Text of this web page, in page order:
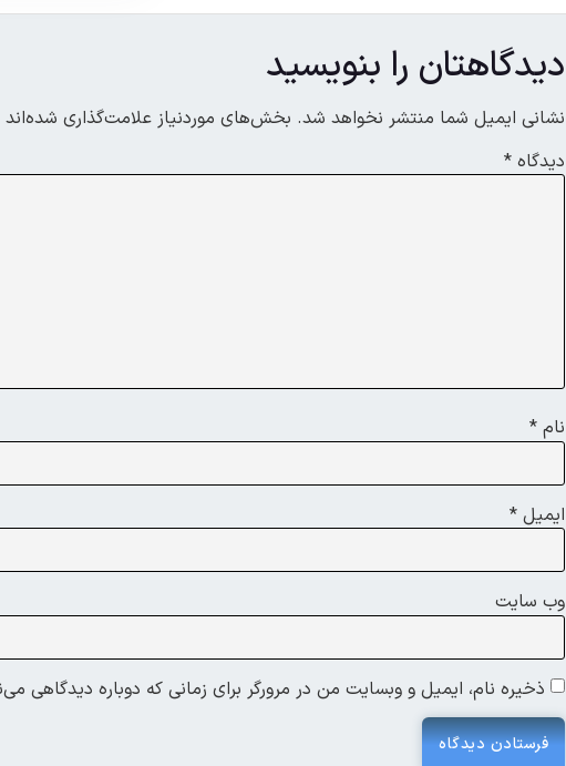
دیدگاهتان را بنویسید
نشانی ایمیل شما منتشر نخواهد شد. بخش‌های موردنیاز علامت‌گذاری شده‌اند
دیدگاه *
نام *
ایمیل *
وب‌ سایت
ذخیره نام، ایمیل و وبسایت من در مرورگر برای زمانی که دوباره دیدگاهی